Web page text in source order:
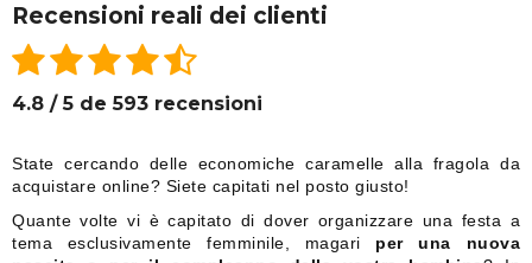
Recensioni reali dei clienti
4.8 / 5 de 593 recensioni
State cercando delle economiche caramelle alla fragola da
acquistare online? Siete capitati nel posto giusto!
Quante volte vi è capitato di dover organizzare una festa a
tema esclusivamente femminile, magari per una nuova